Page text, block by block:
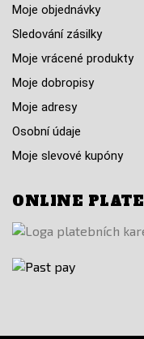
Moje objednávky
Sledování zásilky
Moje vrácené produkty
Moje dobropisy
Moje adresy
Osobní údaje
Moje slevové kupóny
ONLINE